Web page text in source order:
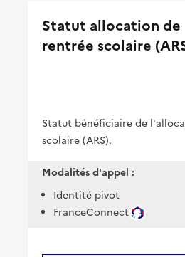
Statut allocation de
rentrée scolaire
Statut bénéficiaire de
scolaire (ARS).
Modalités d'appel :
Identité pivot
FranceConnect